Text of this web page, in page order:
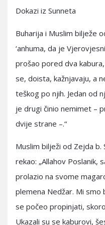
Dokazi iz Sunneta
Buharija i Muslim bilježe
‘anhuma, da je
prošao pored dva
se, doista, kažnjavaju, a
teškog po njih. Jedan od
je drugi činio nemimet –
dvije strane –.“
Muslim bilježi od Zejda b.
rekao: „Allahov Poslanik,
prolazio na svome
plemena Nedžar. Mi smo
se počeo propinjati,
Ukazali su se kaburovi,